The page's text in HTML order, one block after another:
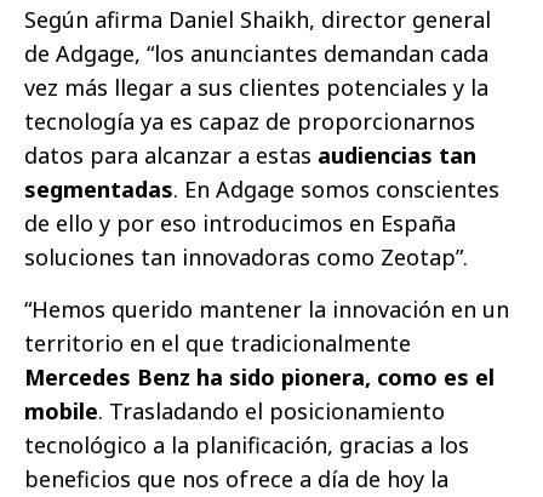
Según afirma Daniel Shaikh, director general
de Adgage, “los anunciantes demandan cada
vez más llegar a sus clientes potenciales y la
tecnología ya es capaz de proporcionarnos
datos para alcanzar a estas audiencias tan
segmentadas. En Adgage somos conscientes
de ello y por eso introducimos en España
soluciones tan innovadoras como Zeotap”.
“Hemos querido mantener la innovación en un
territorio en el que tradicionalmente
Mercedes Benz ha sido pionera, como es el
mobile. Trasladando el posicionamiento
tecnológico a la planificación, gracias a los
beneficios que nos ofrece a día de hoy la